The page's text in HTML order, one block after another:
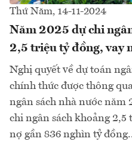
Thứ Năm, 14-11-2024
Năm 2025 dự chi
2,5 triệu tỷ đồng, vay
Nghị quyết về dự toán
chính thức được thông
ngân sách nhà nước năm
chi ngân sách khoảng
nợ gần 836 nghìn tỷ